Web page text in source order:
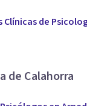
Clínicas de
de Calahorra